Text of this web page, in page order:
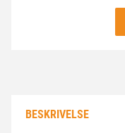
BESKRIVELSE